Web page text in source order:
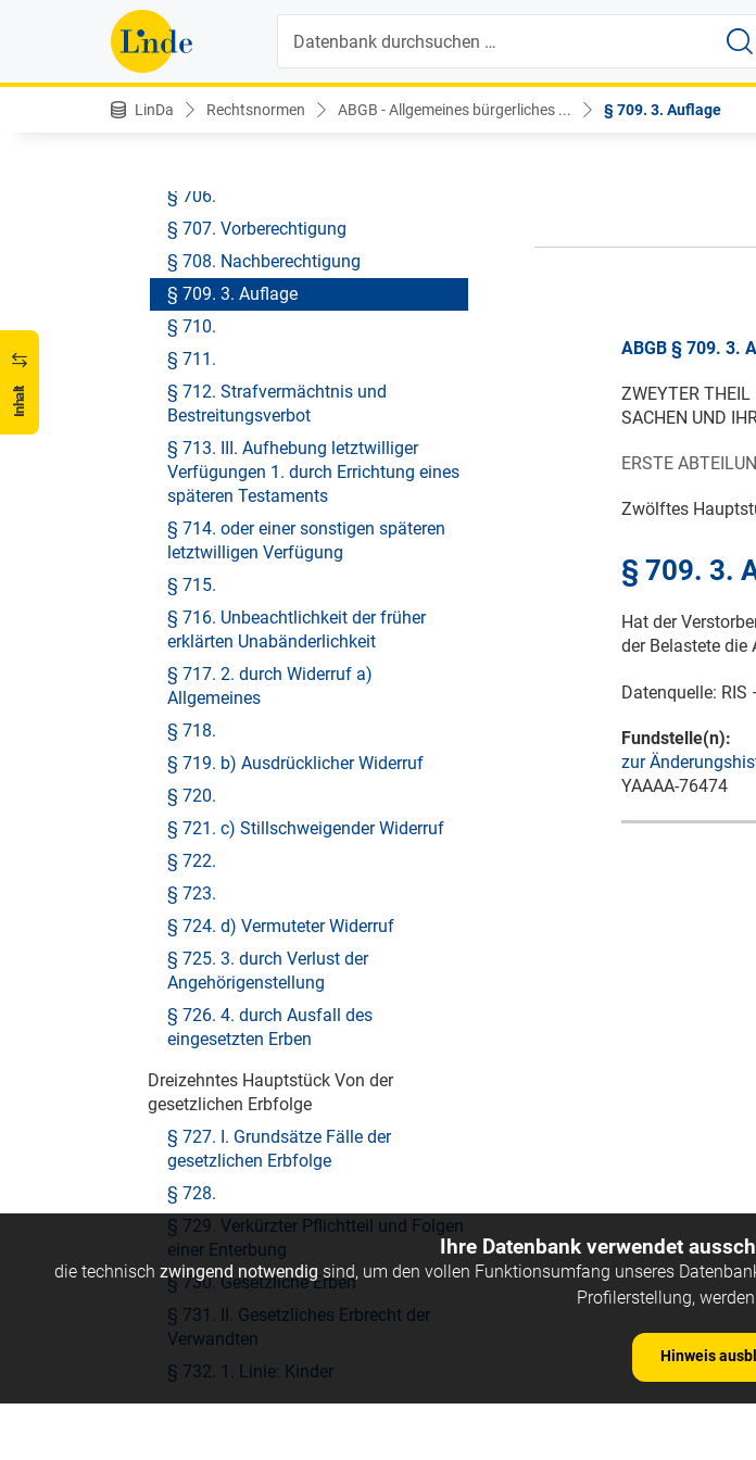
LinDa Rechtsnormen ABGB - Allgemeines bürgerliches ... § 709. 3. Auflage
Inhalt
§ 702. e) Keine Erfüllung der
Bedingung durch Nachberufene
§ 703. f) Wirkung einer möglichen
aufschiebenden Bedingung
§ 706.
§ 707. Vorberechtigung
§ 708. Nachberechtigung
§ 709. 3. Auflage
§ 710.
§ 711.
§ 712. Strafvermächtnis und
Bestreitungsverbot
§ 713. III. Aufhebung letztwilliger
Verfügungen 1. durch Errichtung eines
späteren Testaments
§ 714. oder einer sonstigen späteren
letztwilligen Verfügung
§ 715.
§ 716. Unbeachtlichkeit der früher
erklärten Unabänderlichkeit
§ 717. 2. durch Widerruf a)
Allgemeines
§ 718.
§ 719. b) Ausdrücklicher Widerruf
§ 720.
§ 721. c) Stillschweigender Widerruf
§ 722.
§ 723.
§ 724. d) Vermuteter Widerruf
§ 725. 3. durch Verlust der
Angehörigenstellung
§ 726. 4. durch Ausfall des
eingesetzten Erben
Dreizehntes Hauptstück Von der
gesetzlichen Erbfolge
§ 727. I. Grundsätze Fälle der
gesetzlichen Erbfolge
§ 728.
§ 729. Verkürzter Pflichtteil und Folgen
einer Enterbung
§ 730. Gesetzliche Erben
§ 731. II. Gesetzliches Erbrecht der
Verwandten
§ 732. 1. Linie: Kinder
§ 733.
ABGB § 709. 3.
ZWEYTER THEIL
SACHEN UND
ERSTE
Zwölftes
§ 709. 3.
Hat der
der Belastete
Datenquelle: RIS
Fundstelle(n):
zur
YAAAA-76474
Ihre Datenbank verwendet
die technisch zwingend notwendigsind, um den vollen Funktionsumfang unseres
Profilerstellung,
Hinweis